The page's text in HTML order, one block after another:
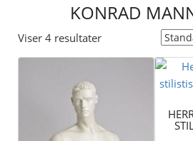
KONRAD
Viser 4 resultater